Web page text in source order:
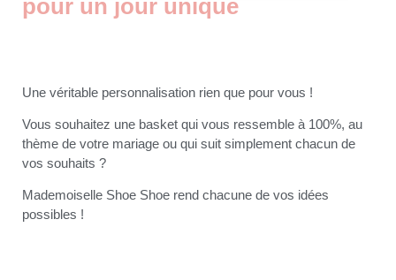
pour un jour unique​
Une véritable personnalisation rien que pour vous !
Vous souhaitez une basket qui vous ressemble à 100%, au
thème de votre mariage ou qui suit simplement chacun de
vos souhaits ?
Mademoiselle Shoe Shoe rend chacune de vos idées
possibles !